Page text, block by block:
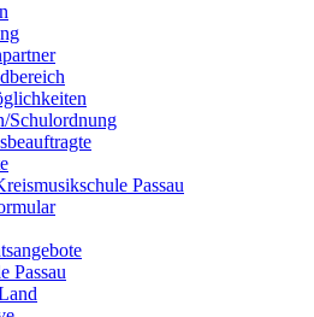
Schulordnung
Passau
Passau